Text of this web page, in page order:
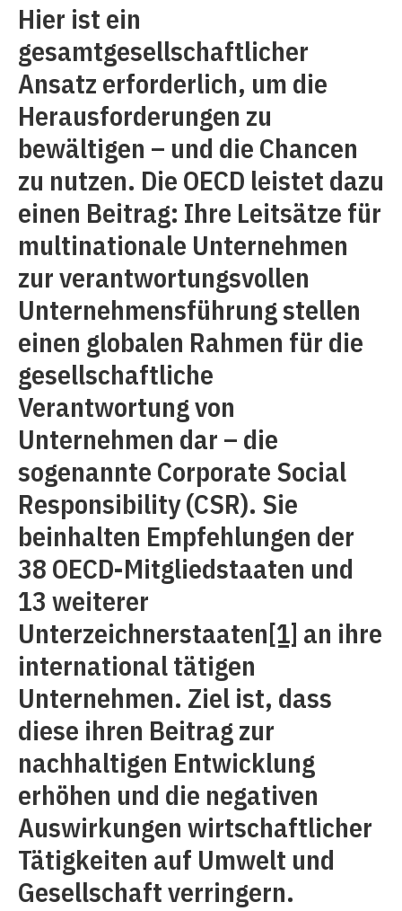
Hier ist ein
gesamtgesellschaftlicher
Ansatz erforderlich, um die
Herausforderungen zu
bewältigen – und die Chancen
zu nutzen. Die OECD leistet dazu
einen Beitrag: Ihre Leitsätze für
multinationale Unternehmen
zur verantwortungsvollen
Unternehmensführung stellen
einen globalen Rahmen für die
gesellschaftliche
Verantwortung von
Unternehmen dar – die
sogenannte Corporate Social
Responsibility (CSR). Sie
beinhalten Empfehlungen der
38 OECD-Mitgliedstaaten und
13 weiterer
Unterzeichnerstaaten[1] an ihre
international tätigen
Unternehmen. Ziel ist, dass
diese ihren Beitrag zur
nachhaltigen Entwicklung
erhöhen und die negativen
Auswirkungen wirtschaftlicher
Tätigkeiten auf Umwelt und
Gesellschaft verringern.